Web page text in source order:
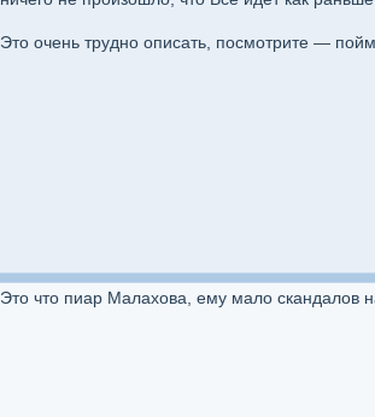
Это очень трудно описать, посмотрите —
Это что пиар Малахова, ему мало скандалов